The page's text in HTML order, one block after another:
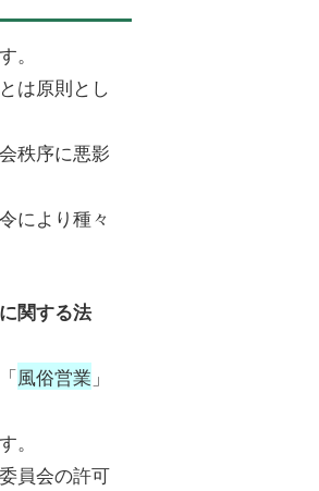
。
は原則とし
秩序に悪影
により種々
関する法
風俗営業 」
員会の許可